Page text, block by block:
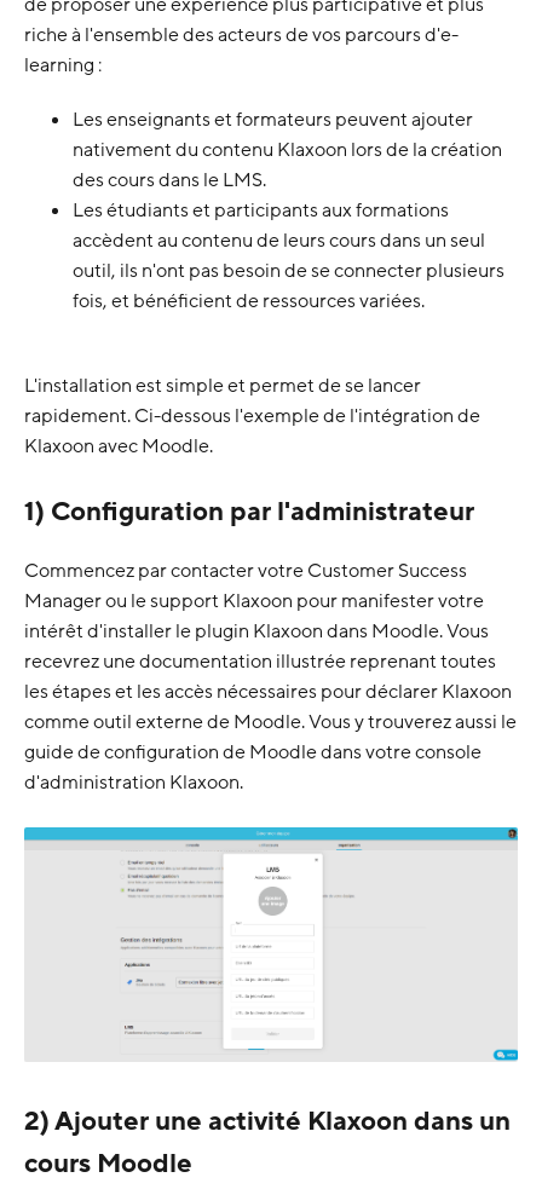
riche à l'ensemble des acteurs de vos parcours d'e-
learning :
Les enseignants et formateurs peuvent ajouter
nativement du contenu Klaxoon lors de la création
des cours dans le LMS.
Les étudiants et participants aux formations
accèdent au contenu de leurs cours dans un seul
outil, ils n'ont pas besoin de se connecter plusieurs
fois, et bénéficient de ressources variées.
L'installation est simple et permet de se lancer
rapidement. Ci-dessous l'exemple de l'intégration de
Klaxoon avec Moodle.
1) Configuration par l'administrateur
Commencez par contacter votre Customer Success
Manager ou le support Klaxoon pour manifester votre
intérêt d'installer le plugin Klaxoon dans Moodle. Vous
recevrez une documentation illustrée reprenant toutes
les étapes et les accès nécessaires pour déclarer Klaxoon
comme outil externe de Moodle. Vous y trouverez aussi le
guide de configuration de Moodle dans votre console
d'administration Klaxoon.
2) Ajouter une activité Klaxoon dans un
cours Moodle